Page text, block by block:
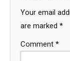
Your email
are marked *
Comment *